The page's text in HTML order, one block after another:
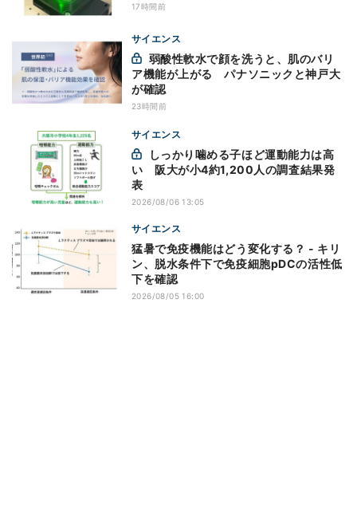
17時間前
サイエンス
ア機能が上がる パナソニックと神戸大
が確認
23時間前
サイエンス
い 阪大が小4約1,200人の調査結果発
表
2026/08/06 13:05
サイエンス
猛暑で免疫機能はどう変化する？ - キリ
ン、脱水条件下で免疫細胞pDCの活性低
下を確認
2026/08/05 16:00